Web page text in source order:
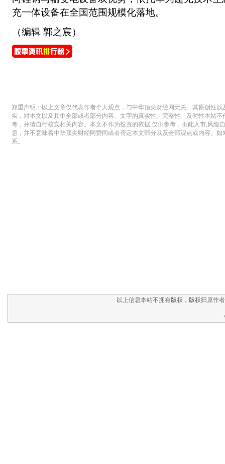
充一体设备在全国范围规模化落地。
（编辑 郭之宸）
以上信息本站不拥有版权，版权归原作